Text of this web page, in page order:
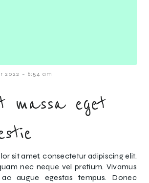
2022 - 6:54 am
massa eget
sit amet, consectetur adipiscing elit.
nec neque vel pretium. Vivamus
augue egestas tempus. Donec